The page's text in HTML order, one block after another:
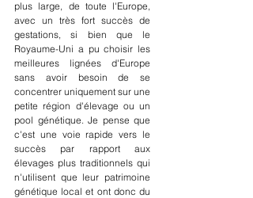
plus large, de toute l'Europe,
avec un très fort succès de
gestations, si bien que le
Royaume-Uni a pu choisir les
meilleures lignées d'Europe
sans avoir besoin de se
concentrer uniquement sur une
petite région d'élevage ou un
pool génétique. Je pense que
c'est une voie rapide vers le
succès par rapport aux
élevages plus traditionnels qui
n'utilisent que leur patrimoine
génétique local et ont donc du